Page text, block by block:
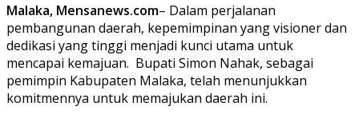
Malaka, Mensanews.com– Dalam perjalanan
pembangunan daerah, kepemimpinan yang visioner dan
dedikasi yang tinggi menjadi kunci utama untuk
mencapai kemajuan. Bupati Simon Nahak, sebagai
pemimpin Kabupaten Malaka, telah menunjukkan
komitmennya untuk memajukan daerah ini.